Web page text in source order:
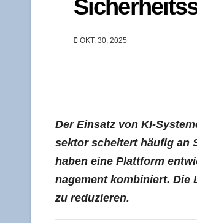
OKT. 30, 2025
Der Ein­satz von KI-
sek­tor schei­tert häu­fig an
haben eine Platt­form
nage­ment kom­bi­niert. Die
zu reduzieren.